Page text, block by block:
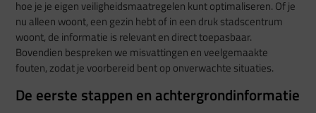
hoe je je eigen veiligheidsmaatregelen kunt optimaliseren. Of je
nu alleen woont, een gezin hebt of in een druk stadscentrum
woont, de informatie is relevant en direct toepasbaar.
Bovendien bespreken we misvattingen en veelgemaakte
fouten, zodat je voorbereid bent op onverwachte situaties.
De eerste stappen en achtergrondinformatie